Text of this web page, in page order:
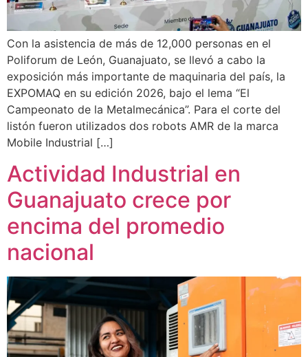
Con la asistencia de más de 12,000 personas en el
Poliforum de León, Guanajuato, se llevó a cabo la
exposición más importante de maquinaria del país, la
EXPOMAQ en su edición 2026, bajo el lema “El
Campeonato de la Metalmecánica”. Para el corte del
listón fueron utilizados dos robots AMR de la marca
Mobile Industrial […]
Actividad Industrial en
Guanajuato crece por
encima del promedio
nacional